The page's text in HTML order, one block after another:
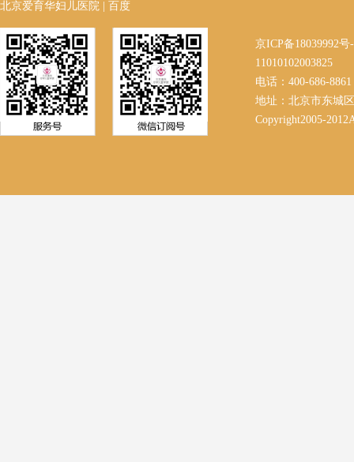
北京爱育华妇儿医院 百度
京ICP备18039992
11010102003825
电话：400-686-
地址：北京市东城
Copyright2005-